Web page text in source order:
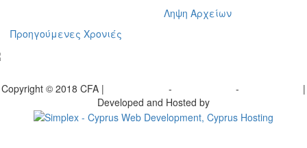
Ληψη Αρχείων
Προηγούμενες Χρονιές
Copyright © 2018 CFA | - -
|
Developed and Hosted by